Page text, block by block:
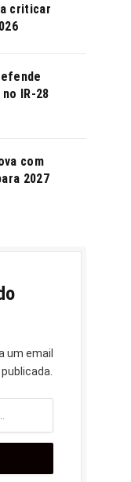
criticar
IR-28
com
2027
um email